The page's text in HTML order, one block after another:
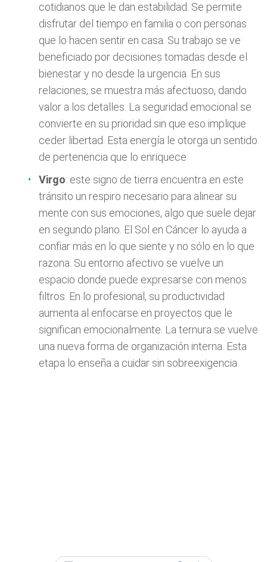
cotidianos que le dan estabilidad. Se permite
disfrutar del tiempo en familia o con personas
que lo hacen sentir en casa. Su trabajo se ve
beneficiado por decisiones tomadas desde el
bienestar y no desde la urgencia. En sus
relaciones, se muestra más afectuoso, dando
valor a los detalles. La seguridad emocional se
convierte en su prioridad sin que eso implique
ceder libertad. Esta energía le otorga un sentido
de pertenencia que lo enriquece
Virgo: este signo de tierra encuentra en este
tránsito un respiro necesario para alinear su
mente con sus emociones, algo que suele dejar
en segundo plano. El Sol en Cáncer lo ayuda a
confiar más en lo que siente y no sólo en lo que
razona. Su entorno afectivo se vuelve un
espacio donde puede expresarse con menos
filtros. En lo profesional, su productividad
aumenta al enfocarse en proyectos que le
significan emocionalmente. La ternura se vuelve
una nueva forma de organización interna. Esta
etapa lo enseña a cuidar sin sobreexigencia